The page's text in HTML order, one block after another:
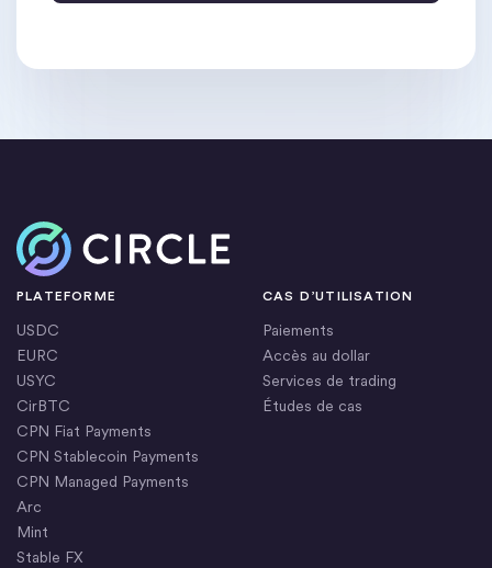
Accueil
PLATEFORME
USDC
EURC
USYC
CirBTC
CPN Fiat Payments
CPN Stablecoin Payments
CPN Managed Payments
Arc
Mint
Stable FX
CAS D’UTILISATION
Paiements
Accès au dollar
Services de trading
Études de cas